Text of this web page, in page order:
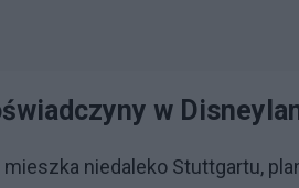
w
niedaleko Stuttgartu,